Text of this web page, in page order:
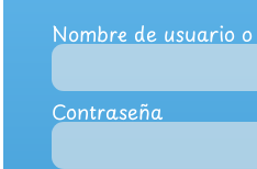
Nombre de usuario
Contraseña